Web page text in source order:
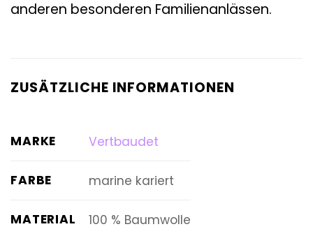
anderen besonderen Familienanlässen.
ZUSÄTZLICHE INFORMATIONEN
MARKE Vertbaudet
FARBE marine kariert
MATERIAL 100 % Baumwolle